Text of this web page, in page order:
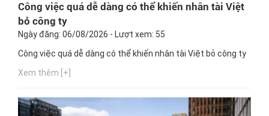
Công việc quá dễ dàng có thể khiến nhân tài Việt
bỏ công ty
Ngày đăng: 06/08/2026 - Lượt xem: 55
Công việc quá dễ dàng có thể khiến nhân tài Việt bỏ công ty
Xem thêm [+]